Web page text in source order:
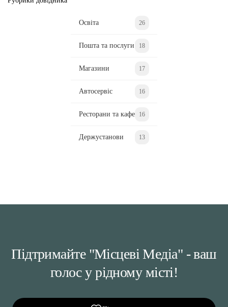
Освіта 26
Пошта та послуги 18
Магазини 17
Автосервіс 16
Ресторани та кафе 16
Держустанови 13
Підтримайте "Місцеві Медіа" - ваш
голос у рідному місті!